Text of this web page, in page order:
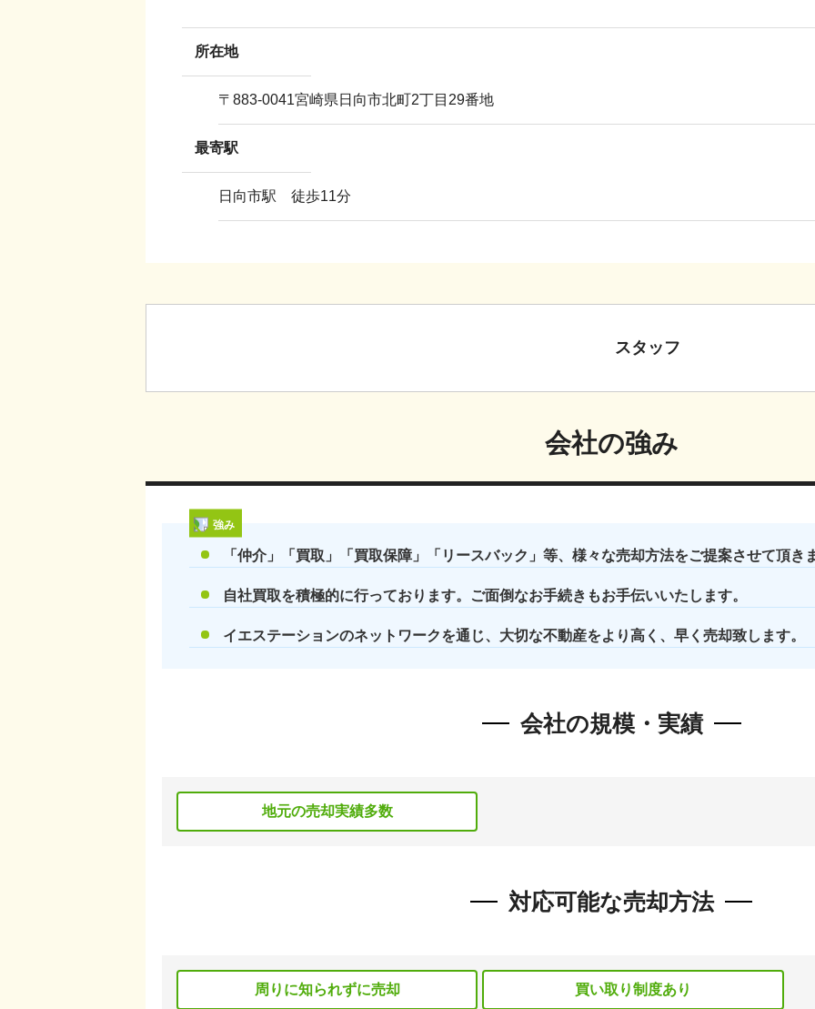
所在地
〒 883-0041宮崎県日向市北町2丁目29番地
最寄駅
日向市駅 徒歩11分
スタッフ
会社の強み
強み
「仲介」「買取」「買取保障」「リースバック」等、様々な売却方法をご提案させて頂き
自社買取を積極的に行っております。ご面倒なお手続きもお手伝いいたします。
イエステーションのネットワークを通じ、大切な不動産をより高く、早く売却致します。
会社の規模・実績
地元の売却実績多数
対応可能な売却方法
周りに知られずに売却 買い取り制度あり